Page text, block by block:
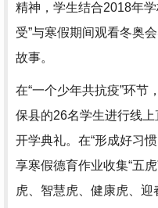
精神，学生结合2018年
受”与寒假期间观看冬奥
故事。
在“一个少年共抗疫”环节
保县的26名学生进行线
开学典礼。在“形成好习
享寒假德育作业收集“五
虎、智慧虎、健康虎、迎